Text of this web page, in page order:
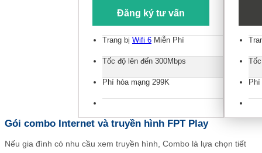
Đăng ký tư vấn
Trang bị Wifi 6 Miễn Phí
Tốc độ lên đến 300Mbps
Phí hòa mạng 299K
Gói combo Internet và truyền hình FPT Play
Nếu gia đình có nhu cầu xem truyền hình, Combo là lựa chọn tiết